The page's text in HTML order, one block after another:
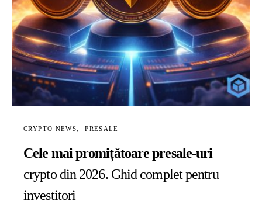
CRYPTO NEWS PRESALE
Cele mai promițătoare presale-uri
crypto din 2026. Ghid complet pentru
investitori